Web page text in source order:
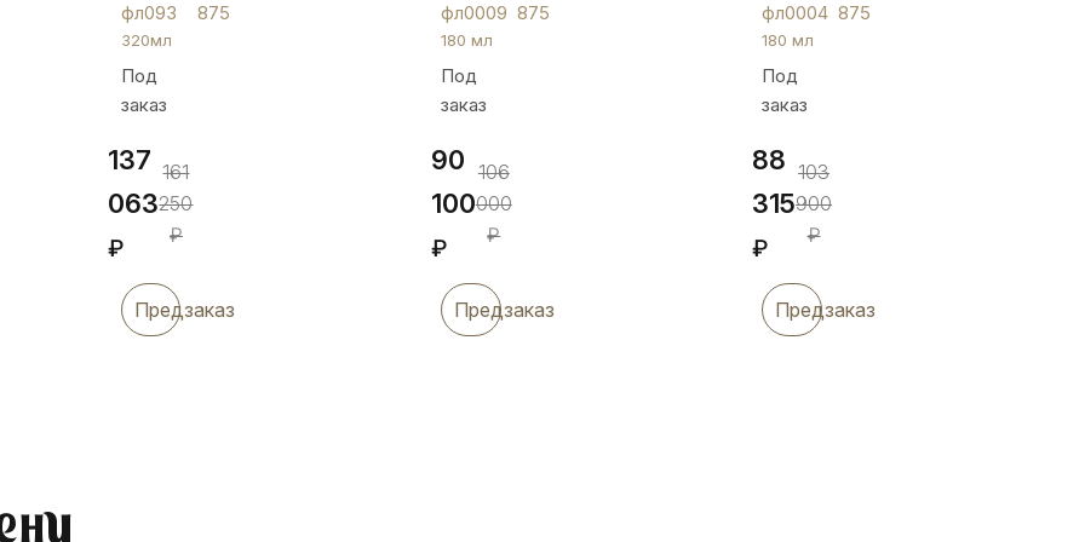
на
резьбе,
320мл,
фл093
фл093
875
320мл
Под
заказ
137
063
₽
161
250
₽
Предзаказ
фл0009 875
180 мл
Под
заказ
90
100
₽
106
000
₽
Предзаказ
фл0004 875
180 мл
Под
заказ
88
315
₽
103
900
₽
Предзаказ